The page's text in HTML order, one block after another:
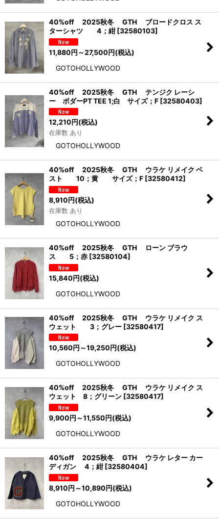
40%off 2025秋冬 GTH ブロードクロス ス
ターシャツ 4；紺 [32580103]
11,880円 ～27,500円(税込)
GOTOHOLLYWOOD
40%off 2025秋冬 GTH テンジク レーシ
ー ボダーPT TEE 1;白 サイズ；F [32580403]
12,210円(税込)
在庫数 あり
GOTOHOLLYWOOD
40%off 2025秋冬 GTH ウラケ リメイク ベ
スト 10；黄 サイズ；F [32580412]
8,910円(税込)
在庫数 あり
GOTOHOLLYWOOD
40%off 2025秋冬 GTH ローン ブラウ
ス 5；赤 [32580104]
15,840円(税込)
GOTOHOLLYWOOD
40%off 2025秋冬 GTH ウラケ リメイク ス
ウェット 3；グレー [32580417]
10,560円 ～19,250円(税込)
GOTOHOLLYWOOD
40%off 2025秋冬 GTH ウラケ リメイク ス
ウェット 8；グリーン [32580417]
9,900円 ～11,550円(税込)
GOTOHOLLYWOOD
40%off 2025秋冬 GTH ウラケ レター カー
ディガン 4；紺 [32580404]
8,910円 ～10,890円(税込)
GOTOHOLLYWOOD